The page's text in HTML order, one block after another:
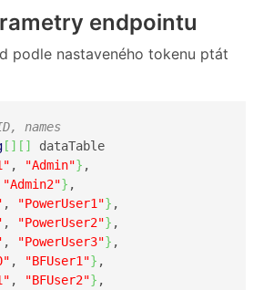
endpointu
podle nastaveného tokenu ptát
names
[ ] [ ]
dataTable
, "Admin"} ,
"Admin2"} ,
, "PowerUser1"} ,
, "PowerUser2"} ,
, "PowerUser3"} ,
, "BFUser1"} ,
, "BFUser2"} ,